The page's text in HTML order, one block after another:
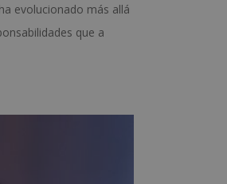
evolucionado más allá
que a